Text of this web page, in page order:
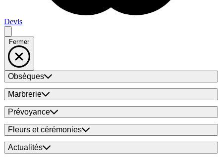
Devis
Fermer
Obsèques
Marbrerie
Prévoyance
Fleurs et cérémonies
Actualités